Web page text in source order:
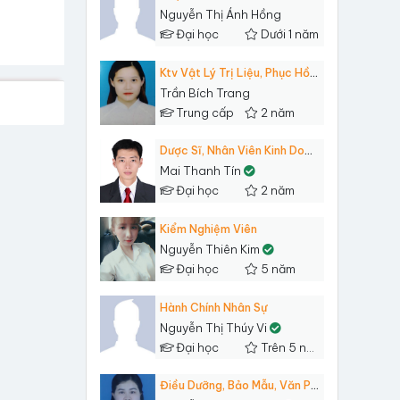
Nguyễn Thị Ánh Hồng
Đại học
Dưới 1 năm
Ktv Vật Lý Trị Liệu, Phục Hồi Chức Năng
Trần Bích Trang
Trung cấp
2 năm
Dược Sĩ, Nhân Viên Kinh Doanh, Sale Admin...
Mai Thanh Tín
Đại học
2 năm
Kiểm Nghiệm Viên
Nguyễn Thiên Kim
Đại học
5 năm
Hành Chính Nhân Sự
Nguyễn Thị Thúy Vi
Đại học
Trên 5 năm
Điều Dưỡng, Bảo Mẫu, Văn Phòng